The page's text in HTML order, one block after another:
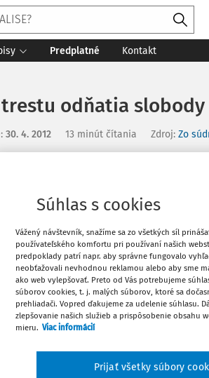
Predplatné Kontakt
odňatia slobody
: 30. 4. 2012 13 minút čítania Zdroj: Zo
a 2, čl. 46 ods. 1 a 2, čl. 48 ods. 1
14 Dohovoru o ochrane ľudských práv
práv a slobôd
Súhlas s cookies
Vážený návštevník, snažíme sa zo všetkých síl
používateľského komfortu pri používaní našich
predpoklady patrí napr. aby správne fungovalo
neobťažovali nevhodnou reklamou alebo aby sme
ako web vylepšovať. Preto od Vás potrebujeme
súborov cookies, t. j. malých súborov, ktoré sa
prehliadači. Vopred ďakujeme za udelenie súhlasu.
zlepšovanie našich služieb a prispôsobenie obsahu
mieru. Viac informácií
Prijať všetky súbory